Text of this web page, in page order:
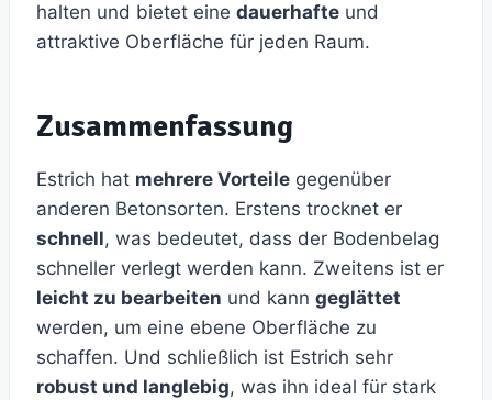
halten und bietet eine dauerhafte und
attraktive Oberfläche für jeden Raum.
Zusammenfassung
Estrich hat mehrere Vorteile gegenüber
anderen Betonsorten. Erstens trocknet er
schnell, was bedeutet, dass der Bodenbelag
schneller verlegt werden kann. Zweitens ist er
leicht zu bearbeiten und kann geglättet
werden, um eine ebene Oberfläche zu
schaffen. Und schließlich ist Estrich sehr
robust und langlebig, was ihn ideal für stark